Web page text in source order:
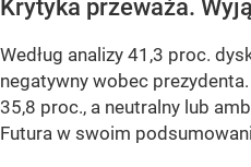
Krytyka przeważa.
Według analizy 41,3 proc.
negatywny wobec
35,8 proc., a neutralny lub
Futura w swoim